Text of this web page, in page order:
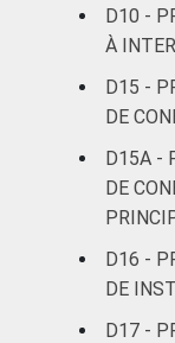
D10 -
À
D15 -
DE
D15A -
DE
D16 -
DE
D17 -